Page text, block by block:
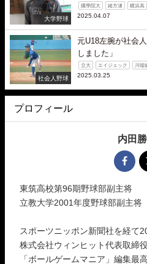
大学野球
國學院大 緒方漣 横浜高
2025.04.07
社会人野球
元U18左腕が社会
しました」
立大 エイジェック 川端
2025.03.25
プロフィール
内田
東筑高校第96期野球部副主将
立教大学2001年度野球部副主将
スポーツニッポン新聞社を経て
株式会社ウィンヒット代表取締
「ボールゲームマニア」編集最